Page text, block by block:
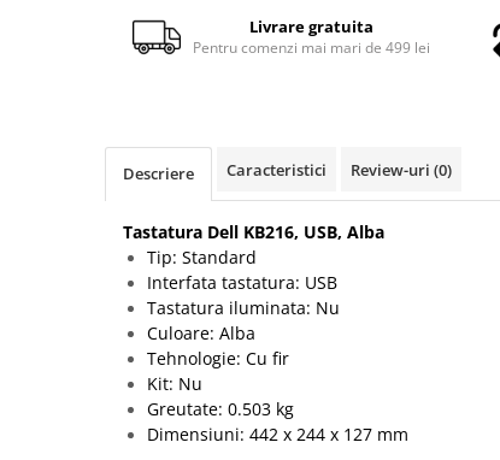
Calculatoare NOI
Calculatoare REFURBISHED
Calculatoare RENEW
Calculatoare WORKSTATION
Componente PC NOI
Hard Disk-uri Desktop
Livrare gratuita
Pentru comenzi mai mari de 499 lei
Descriere Caracteristici Review-uri (0)
Tastatura Dell KB216, USB, Alba
Tip: Standard
Interfata tastatura: USB
Tastatura iluminata: Nu
Culoare: Alba
Tehnologie: Cu fir
Kit: Nu
Greutate: 0.503 kg
Dimensiuni: 442 x 244 x 127 mm